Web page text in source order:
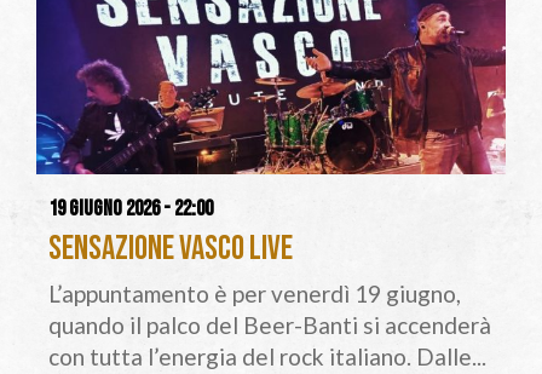
19 giugno 2026 - 22:00
Sensazione Vasco Live
L’appuntamento è per venerdì 19 giugno,
quando il palco del Beer-Banti si accenderà
con tutta l’energia del rock italiano. Dalle...